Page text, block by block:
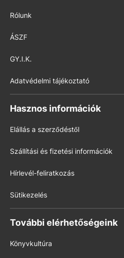
Rólunk
ÁSZF
GY.I.K.
Adatvédelmi tájékoztató
Hasznos információk
Elállás a szerződéstől
Szállítási és fizetési információk
Hírlevél-feliratkozás
Sütikezelés
További elérhetőségeink
Könyvkultúra